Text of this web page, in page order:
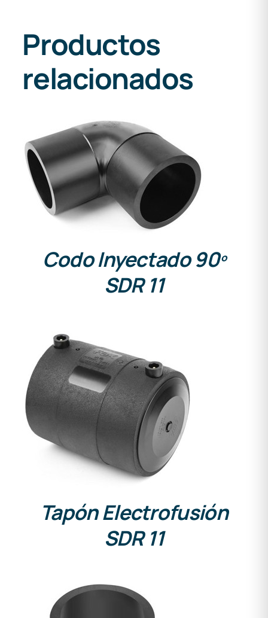
Productos
relacionados
DETALLES
Codo Inyectado 90º
SDR 11
DETALLES
Tapón Electrofusión
SDR 11